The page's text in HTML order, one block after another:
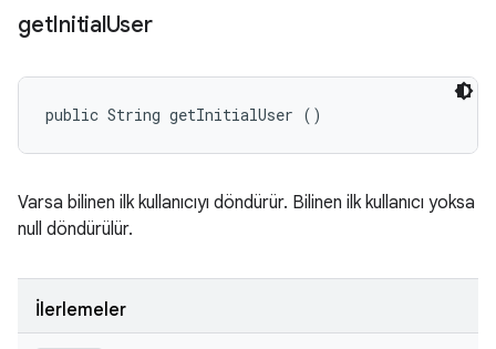
getInitialUser
public String getInitialUser ()
Varsa bilinen ilk kullanıcıyı döndürür. Bilinen ilk kullanıcı yoksa
null döndürülür.
İlerlemeler